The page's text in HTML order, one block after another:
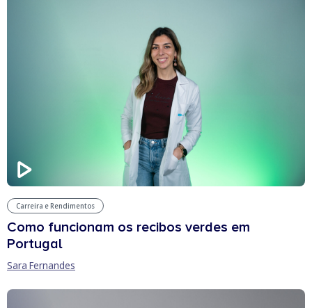
Carreira e Rendimentos
Como funcionam os recibos verdes em
Portugal
Sara Fernandes